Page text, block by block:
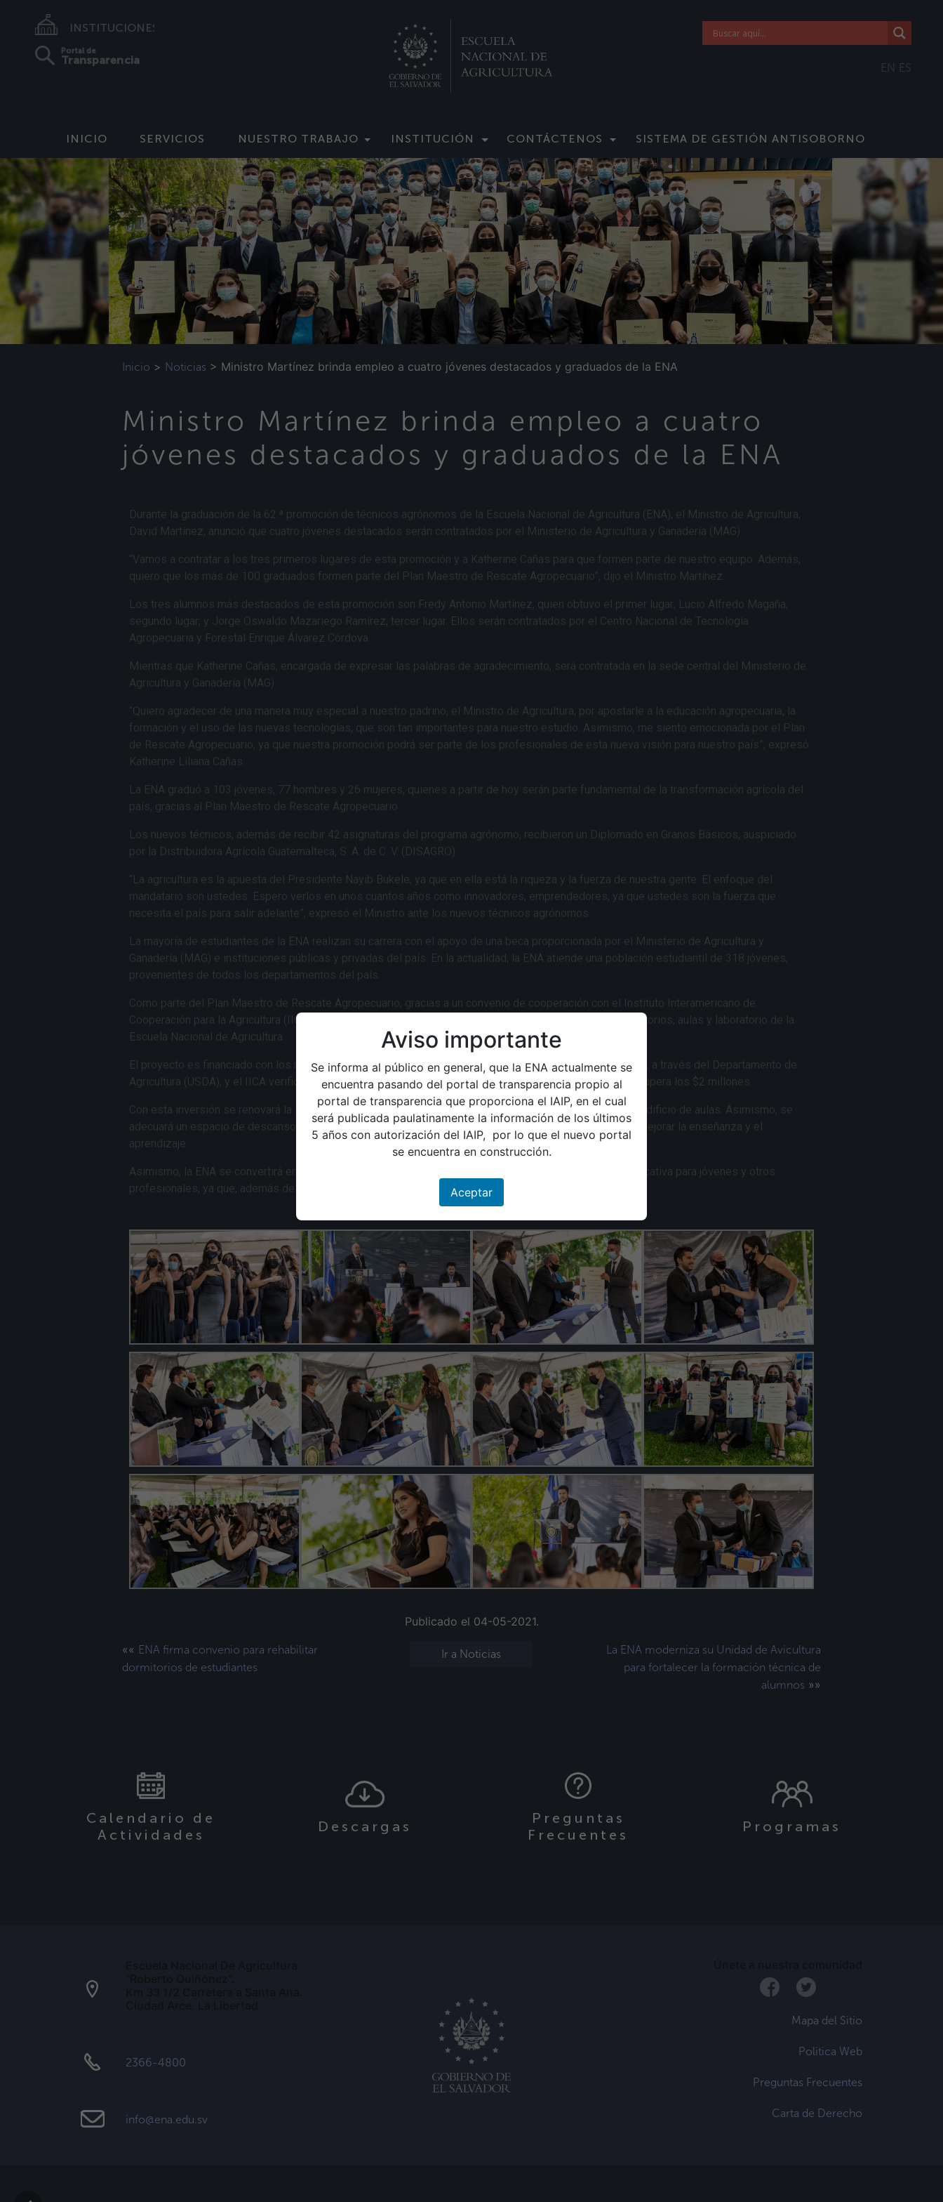
INSTITUCIONES
Portal de
Transparencia
EN ES
INICIO SERVICIOS NUESTRO TRABAJO INSTITUCIÓN CONTÁCTENOS SISTEMA DE GESTIÓN ANTISOBORNO
Aviso importante
Se informa al público en general, que la ENA actualmente se
encuentra pasando del portal de transparencia propio al
portal de transparencia que proporciona el IAIP, en el cual
será publicada paulatinamente la información de los últimos
5 años con autorización del IAIP, por lo que el nuevo portal
se encuentra en construcción.
Aceptar
Inicio > Noticias > Ministro Martínez brinda empleo a cuatro jóvenes destacados y graduados de la ENA
Ministro Martínez brinda empleo a cuatro
jóvenes destacados y graduados de la ENA
Durante la graduación de la 62.ª promoción de técnicos agrónomos de la Escuela Nacional de Agricultura (ENA), el Ministro de Agricultura,
David Martínez, anunció que cuatro jóvenes destacados serán contratados por el Ministerio de Agricultura y Ganadería (MAG).
“Vamos a contratar a los tres primeros lugares de esta promoción y a Katherine Cañas para que formen parte de nuestro equipo. Además,
quiero que los más de 100 graduados formen parte del Plan Maestro de Rescate Agropecuario”, dijo el Ministro Martínez.
Los tres alumnos más destacados de esta promoción son Fredy Antonio Martínez, quien obtuvo el primer lugar; Lucio Alfredo Magaña,
segundo lugar; y Jorge Oswaldo Mazariego Ramírez, tercer lugar. Ellos serán contratados por el Centro Nacional de Tecnología
Agropecuaria y Forestal Enrique Álvarez Córdova.
Mientras que Katherine Cañas, encargada de expresar las palabras de agradecimiento, será contratada en la sede central del Ministerio de
Agricultura y Ganadería (MAG).
“Quiero agradecer de una manera muy especial a nuestro padrino, el Ministro de Agricultura, por apostarle a la educación agropecuaria, la
formación y el uso de las nuevas tecnologías, que son tan importantes para nuestro estudio. Asimismo, me siento emocionada por el Plan
de Rescate Agropecuario, ya que nuestra promoción podrá ser parte de los profesionales de esta nueva visión para nuestro país”, expresó
Katherine Liliana Cañas.
La ENA graduó a 103 jóvenes, 77 hombres y 26 mujeres, quienes a partir de hoy serán parte fundamental de la transformación agrícola del
país, gracias al Plan Maestro de Rescate Agropecuario.
Los nuevos técnicos, además de recibir 42 asignaturas del programa agrónomo, recibieron un Diplomado en Granos Básicos, auspiciado
por la Distribuidora Agrícola Guatemalteca, S. A. de C. V. (DISAGRO).
“La agricultura es la apuesta del Presidente Nayib Bukele, ya que en ella está la riqueza y la fuerza de nuestra gente. El enfoque del
mandatario son ustedes. Espero verlos en unos cuantos años como innovadores, emprendedores, ya que ustedes son la fuerza que
necesita el país para salir adelante”, expresó el Ministro ante los nuevos técnicos agrónomos.
La mayoría de estudiantes de la ENA realizan su carrera con el apoyo de una beca proporcionada por el Ministerio de Agricultura y
Ganadería (MAG) e instituciones públicas y privadas del país. En la actualidad, la ENA atiende una población estudiantil de 318 jóvenes,
provenientes de todos los departamentos del país.
Como parte del Plan Maestro de Rescate Agropecuario, gracias a un convenio de cooperación con el Instituto Interamericano de
Cooperación para la Agricultura (IICA), se rehabilitará la infraestructura y se otorgará mobiliario para dormitorios, aulas y laboratorio de la
Escuela Nacional de Agricultura.
El proyecto es financiado con los recursos de la cooperación del Gobierno de Estados Unidos de América, a través del Departamento de
Agricultura (USDA), y el IICA verificará la ejecución técnica administrativa. La inversión de este proyecto supera los $2 millones.
Con esta inversión se renovará la infraestructura de siete edificios de dormitorios para estudiantes y un edificio de aulas. Asimismo, se
adecuará un espacio de descanso y un área de estudio, para garantizar las condiciones necesarias para mejorar la enseñanza y el
aprendizaje.
Asimismo, la ENA se convertirá en un instituto especializado de nivel superior y se ampliará la oferta educativa para jóvenes y otros
profesionales, ya que, además de la ingeniería, se abrirán opciones para cursar maestrías y doctorados.
Publicado el 04-05-2021.
«« ENA firma convenio para rehabilitar
dormitorios de estudiantes
Ir a Noticias
La ENA moderniza su Unidad de Avicultura
para fortalecer la formación técnica de
alumnos »»
Calendario de
Actividades
Descargas
Preguntas
Frecuentes
Programas
Mapa del Sitio
Politica Web
Preguntas Frecuentes
Carta de Derecho
2366-4800
info@ena.edu.sv